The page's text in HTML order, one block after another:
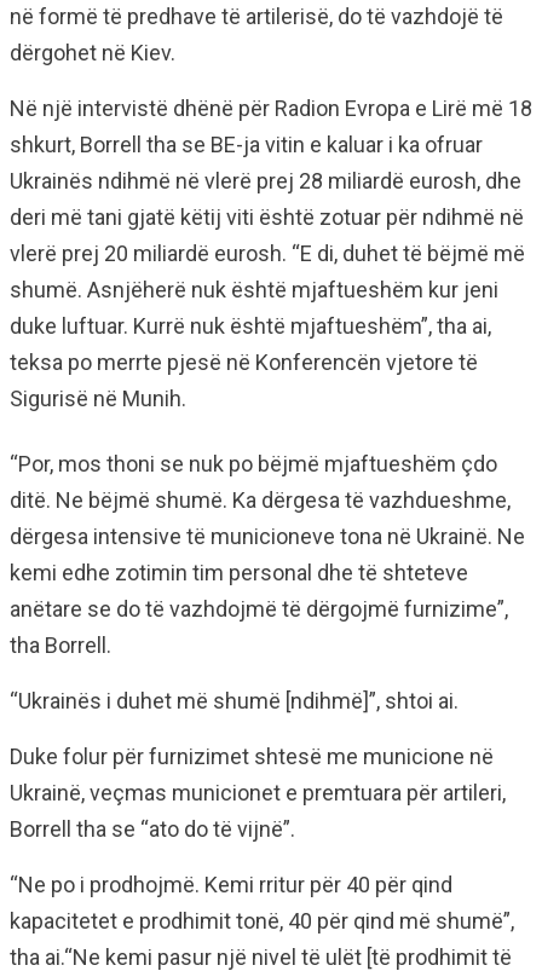
në formë të predhave të artilerisë, do të vazhdojë të
dërgohet në Kiev.
Në një intervistë dhënë për Radion Evropa e Lirë më 18
shkurt, Borrell tha se BE-ja vitin e kaluar i ka ofruar
Ukrainës ndihmë në vlerë prej 28 miliardë eurosh, dhe
deri më tani gjatë këtij viti është zotuar për ndihmë në
vlerë prej 20 miliardë eurosh. “E di, duhet të bëjmë më
shumë. Asnjëherë nuk është mjaftueshëm kur jeni
duke luftuar. Kurrë nuk është mjaftueshëm”, tha ai,
teksa po merrte pjesë në Konferencën vjetore të
Sigurisë në Munih.
“Por, mos thoni se nuk po bëjmë mjaftueshëm çdo
ditë. Ne bëjmë shumë. Ka dërgesa të vazhdueshme,
dërgesa intensive të municioneve tona në Ukrainë. Ne
kemi edhe zotimin tim personal dhe të shteteve
anëtare se do të vazhdojmë të dërgojmë furnizime”,
tha Borrell.
“Ukrainës i duhet më shumë [ndihmë]”, shtoi ai.
Duke folur për furnizimet shtesë me municione në
Ukrainë, veçmas municionet e premtuara për artileri,
Borrell tha se “ato do të vijnë”.
“Ne po i prodhojmë. Kemi rritur për 40 për qind
kapacitetet e prodhimit tonë, 40 për qind më shumë”,
tha ai.“Ne kemi pasur një nivel të ulët [të prodhimit të